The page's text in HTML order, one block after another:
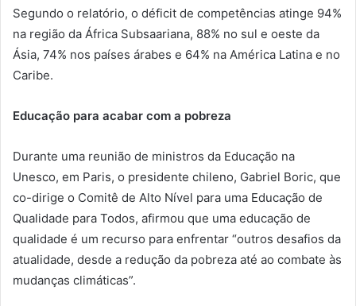
Segundo o relatório, o déficit de competências atinge 94%
na região da África Subsaariana, 88% no sul e oeste da
Ásia, 74% nos países árabes e 64% na América Latina e no
Caribe.
Educação para acabar com a pobreza
Durante uma reunião de ministros da Educação na
Unesco, em Paris, o presidente chileno, Gabriel Boric, que
co-dirige o Comitê de Alto Nível para uma Educação de
Qualidade para Todos, afirmou que uma educação de
qualidade é um recurso para enfrentar “outros desafios da
atualidade, desde a redução da pobreza até ao combate às
mudanças climáticas”.